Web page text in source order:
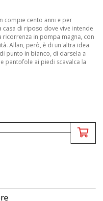
compie cento anni e per
casa di riposo dove vive intende
ricorrenza in pompa magna, con
Allan, però, è di un'altra idea.
punto in bianco, di darsela a
pantofole ai piedi scavalca la